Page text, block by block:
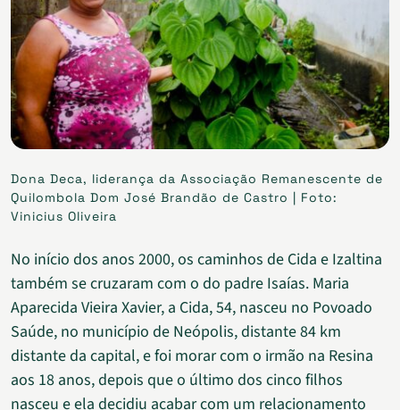
Dona Deca, liderança da Associação Remanescente de
Quilombola Dom José Brandão de Castro | Foto:
Vinicius Oliveira
No início dos anos 2000, os caminhos de Cida e Izaltina
também se cruzaram com o do padre Isaías. Maria
Aparecida Vieira Xavier, a Cida, 54, nasceu no Povoado
Saúde, no município de Neópolis, distante 84 km
distante da capital, e foi morar com o irmão na Resina
aos 18 anos, depois que o último dos cinco filhos
nasceu e ela decidiu acabar com um relacionamento